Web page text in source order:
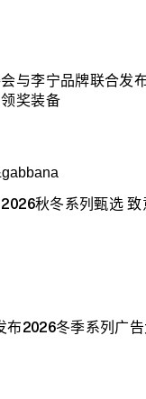
与李宁品牌联合发
奖装备
秋冬系列甄选 致
布2026冬季系列广